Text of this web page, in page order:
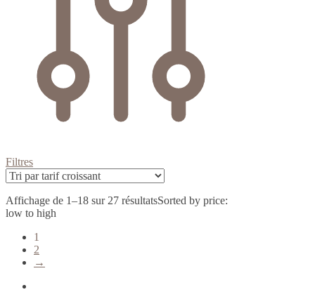
Filtres
Affichage de 1–18 sur 27 résultatsSorted by price:
low to high
1
2
→